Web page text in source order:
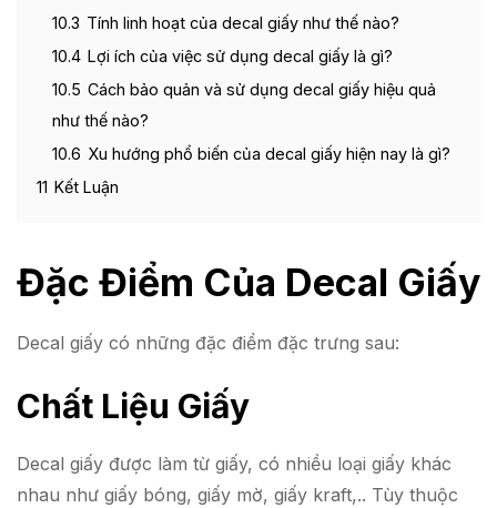
10.3 Tính linh hoạt của decal giấy như thế nào?
10.4 Lợi ích của việc sử dụng decal giấy là gì?
10.5 Cách bảo quản và sử dụng decal giấy hiệu quả
như thế nào?
10.6 Xu hướng phổ biến của decal giấy hiện nay là gì?
11 Kết Luận
Đặc Điểm Của Decal Giấy
Decal giấy có những đặc điểm đặc trưng sau:
Chất Liệu Giấy
Decal giấy được làm từ giấy, có nhiều loại giấy khác
nhau như giấy bóng, giấy mờ, giấy kraft,.. Tùy thuộc